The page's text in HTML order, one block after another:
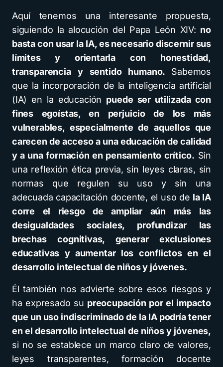
Aquí tenemos una interesante propuesta,
siguiendo la alocución del Papa León XIV: no
basta con usar la IA, es necesario discernir sus
límites y orientarla con honestidad,
transparencia y sentido humano. Sabemos
que la incorporación de la inteligencia artificial
(IA) en la educación puede ser utilizada con
fines egoístas, en perjuicio de los más
vulnerables, especialmente de aquellos que
carecen de acceso a una educación de calidad
y a una formación en pensamiento crítico. Sin
una reflexión ética previa, sin leyes claras, sin
normas que regulen su uso y sin una
adecuada capacitación docente, el uso de la IA
corre el riesgo de ampliar aún más las
desigualdades sociales, profundizar las
brechas cognitivas, generar exclusiones
educativas y aumentar los conflictos en el
desarrollo intelectual de niños y jóvenes.
Él también nos advierte sobre esos riesgos y
ha expresado su preocupación por el impacto
que un uso indiscriminado de la IA podría tener
en el desarrollo intelectual de niños y jóvenes,
si no se establece un marco claro de valores,
leyes transparentes, formación docente